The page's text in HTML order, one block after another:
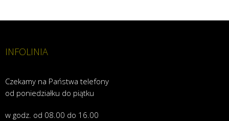
INFOLINIA
Czekamy na Państwa telefony
od poniedziałku do piątku
w godz. od 08.00 do 16.00